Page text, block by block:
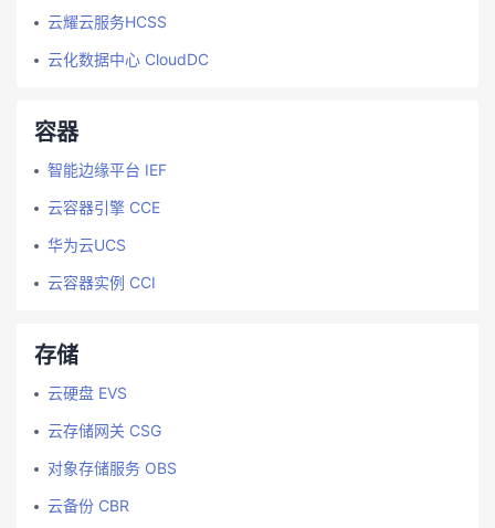
云耀云服务HCSS
云化数据中心 CloudDC
容器
智能边缘平台 IEF
云容器引擎 CCE
华为云UCS
云容器实例 CCI
存储
云硬盘 EVS
云存储网关 CSG
对象存储服务 OBS
云备份 CBR